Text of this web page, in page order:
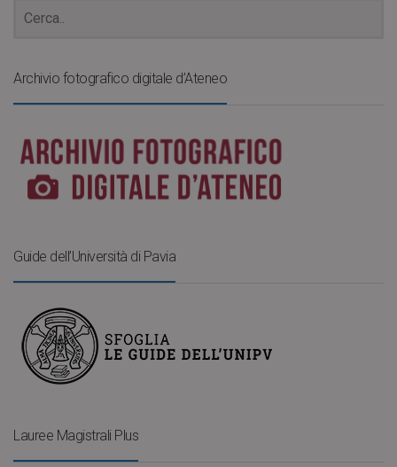
Archivio fotografico digitale d’Ateneo
Guide dell’Università di Pavia
Lauree Magistrali Plus